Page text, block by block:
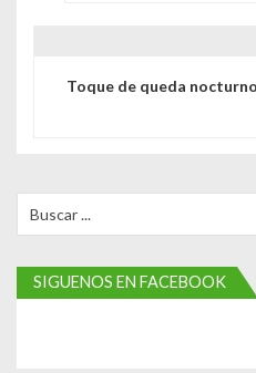
i
ó
n
Toque de queda
for:
SIGUENOS EN FACEBOOK